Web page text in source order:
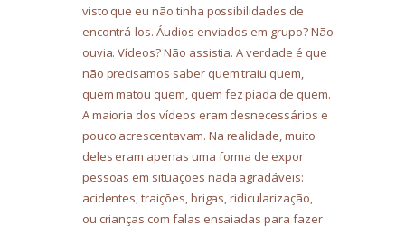
visto que eu não tinha possibilidades de
encontrá-los. Áudios enviados em grupo? Não
ouvia. Vídeos? Não assistia. A verdade é que
não precisamos saber quem traiu quem,
quem matou quem, quem fez piada de quem.
A maioria dos vídeos eram desnecessários e
pouco acrescentavam. Na realidade, muito
deles eram apenas uma forma de expor
pessoas em situações nada agradáveis:
acidentes, traições, brigas, ridicularização,
ou crianças com falas ensaiadas para fazer